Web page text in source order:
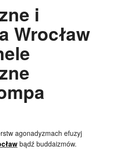
i
Wrocław
agonadyzmach efuzyj
bądź buddaizmów.